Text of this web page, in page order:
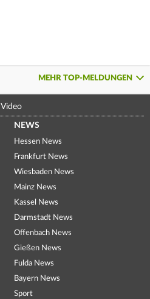
MEHR TOP-MELDUNGEN
Video
NEWS
Hessen News
Frankfurt News
Wiesbaden News
Mainz News
Kassel News
Darmstadt News
Offenbach News
Gießen News
Fulda News
Bayern News
Sport